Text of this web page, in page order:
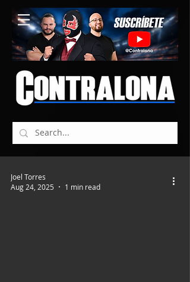
Joel Torres
Aug 24, 2025
1 min read